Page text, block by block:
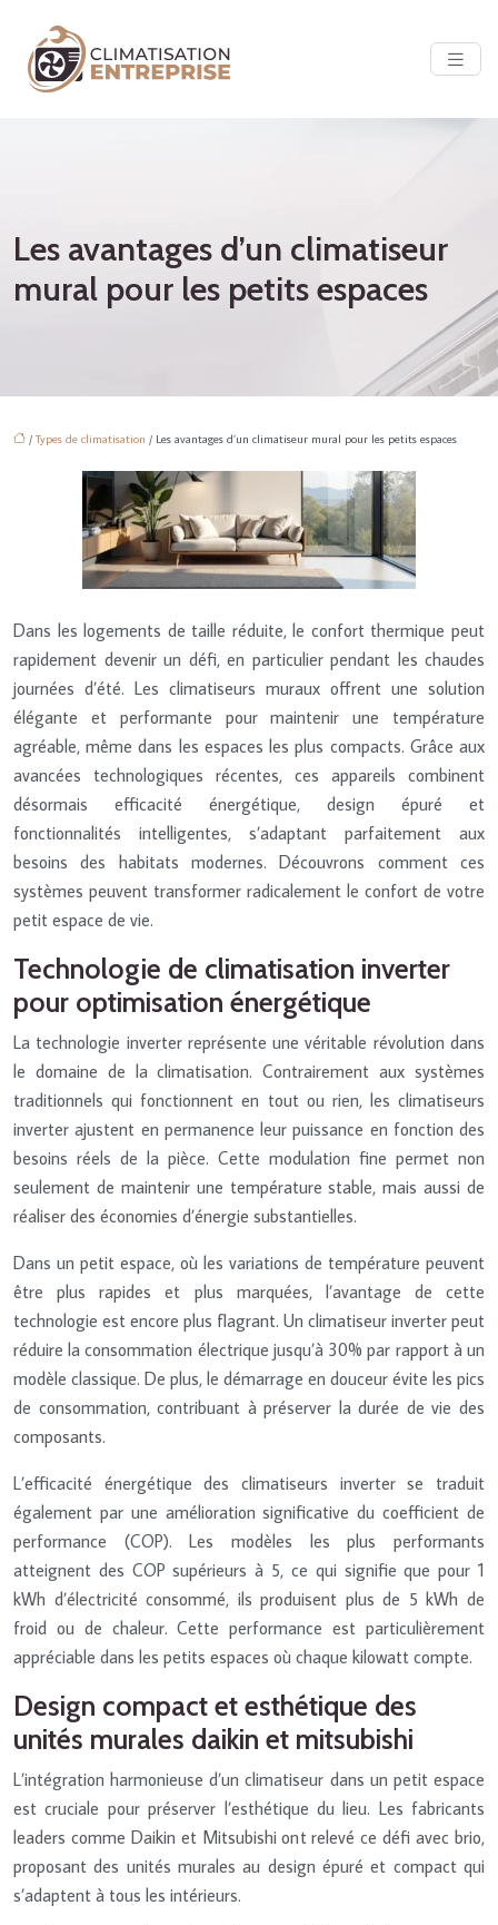
Les avantages d’un climatiseur
mural pour les petits espaces
/ Types de climatisation / Les avantages d’un climatiseur mural pour les petits espaces
Dans les logements de taille réduite, le confort thermique peut
rapidement devenir un défi, en particulier pendant les chaudes
journées d’été. Les climatiseurs muraux offrent une solution
élégante et performante pour maintenir une température
agréable, même dans les espaces les plus compacts. Grâce aux
avancées technologiques récentes, ces appareils combinent
désormais efficacité énergétique, design épuré et
fonctionnalités intelligentes, s’adaptant parfaitement aux
besoins des habitats modernes. Découvrons comment ces
systèmes peuvent transformer radicalement le confort de votre
petit espace de vie.
Technologie de climatisation inverter
pour optimisation énergétique
La technologie inverter représente une véritable révolution dans
le domaine de la climatisation. Contrairement aux systèmes
traditionnels qui fonctionnent en tout ou rien, les climatiseurs
inverter ajustent en permanence leur puissance en fonction des
besoins réels de la pièce. Cette modulation fine permet non
seulement de maintenir une température stable, mais aussi de
réaliser des économies d’énergie substantielles.
Dans un petit espace, où les variations de température peuvent
être plus rapides et plus marquées, l’avantage de cette
technologie est encore plus flagrant. Un climatiseur inverter peut
réduire la consommation électrique jusqu’à 30% par rapport à un
modèle classique. De plus, le démarrage en douceur évite les pics
de consommation, contribuant à préserver la durée de vie des
composants.
L’efficacité énergétique des climatiseurs inverter se traduit
également par une amélioration significative du coefficient de
performance (COP). Les modèles les plus performants
atteignent des COP supérieurs à 5, ce qui signifie que pour 1
kWh d’électricité consommé, ils produisent plus de 5 kWh de
froid ou de chaleur. Cette performance est particulièrement
appréciable dans les petits espaces où chaque kilowatt compte.
Design compact et esthétique des
unités murales daikin et mitsubishi
L’intégration harmonieuse d’un climatiseur dans un petit espace
est cruciale pour préserver l’esthétique du lieu. Les fabricants
leaders comme Daikin et Mitsubishi ont relevé ce défi avec brio,
proposant des unités murales au design épuré et compact qui
s’adaptent à tous les intérieurs.